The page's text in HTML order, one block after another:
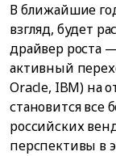
В ближайшие
взгляд, будет
драйвер роста
активный
Oracle, IBM) на
становится все
российских
перспективы в